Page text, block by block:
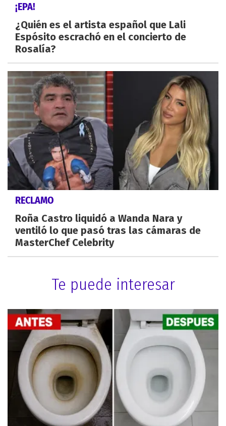
¡EPA!
¿Quién es el artista español que Lali
Espósito escrachó en el concierto de
Rosalía?
RECLAMO
Roña Castro liquidó a Wanda Nara y
ventiló lo que pasó tras las cámaras de
MasterChef Celebrity
Te puede interesar